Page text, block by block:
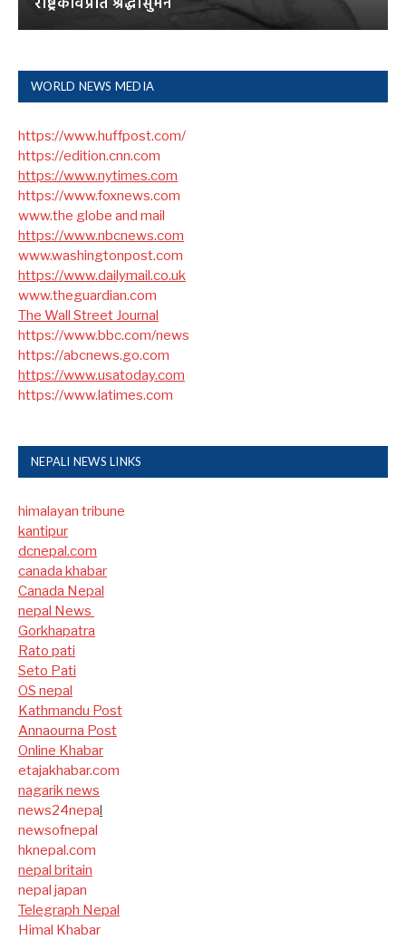
WORLD NEWS MEDIA
https://www.huffpost.com/
https://edition.cnn.com
https://www.nytimes.com
https://www.foxnews.com
www.the globe and mail
https://www.nbcnews.com
www.washingtonpost.com
https://www.dailymail.co.uk
www.theguardian.com
The Wall Street Journal
https://www.bbc.com/news
https://abcnews.go.com
https://www.usatoday.com
https://www.latimes.com
NEPALI NEWS LINKS
himalayan tribune
kantipur
dcnepal.com
canada khabar
Canada Nepal​
nepal News
Gorkhapatra
Rato pati
Seto Pati
OS nepal
Kathmandu Post
Annaourna Post
Online Khabar
etajakhabar.com
nagarik news
news24nepal
newsofnepal
hknepal.com
nepal britain
nepal japan
Telegraph Nepal
Himal Khabar